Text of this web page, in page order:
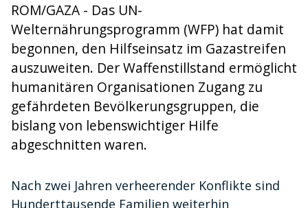
ROM/GAZA - Das UN-
Welternährungsprogramm (WFP) hat damit
begonnen, den Hilfseinsatz im Gazastreifen
auszuweiten. Der Waffenstillstand ermöglicht
humanitären Organisationen Zugang zu
gefährdeten Bevölkerungsgruppen, die
bislang von lebenswichtiger Hilfe
abgeschnitten waren.
Nach zwei Jahren verheerender Konflikte sind
Hunderttausende Familien weiterhin